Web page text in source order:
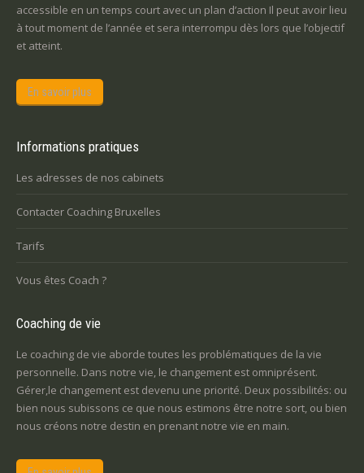
accessible en un temps court avec un plan d’action Il peut avoir lieu
à tout moment de l’année et sera interrompu dès lors que l’objectif
et atteint.
En savoir plus
Informations pratiques
Les adresses de nos cabinets
Contacter Coaching Bruxelles
Tarifs
Vous êtes Coach ?
Coaching de vie
Le coaching de vie aborde toutes les problématiques de la vie
personnelle. Dans notre vie, le changement est omniprésent.
Gérer,le changement est devenu une priorité. Deux possibilités: ou
bien nous subissons ce que nous estimons être notre sort, ou bien
nous créons notre destin en prenant notre vie en main.